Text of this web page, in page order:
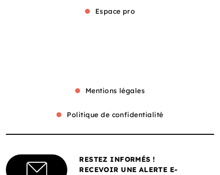
Espace pro
Mentions légales
Politique de confidentialité
RESTEZ INFORMÉS !
RECEVOIR UNE ALERTE E-